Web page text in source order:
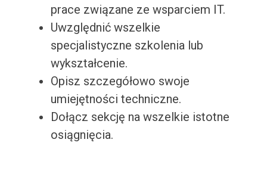
prace związane ze wsparciem IT.
Uwzględnić wszelkie
specjalistyczne szkolenia lub
wykształcenie.
Opisz szczegółowo swoje
umiejętności techniczne.
Dołącz sekcję na wszelkie istotne
osiągnięcia.